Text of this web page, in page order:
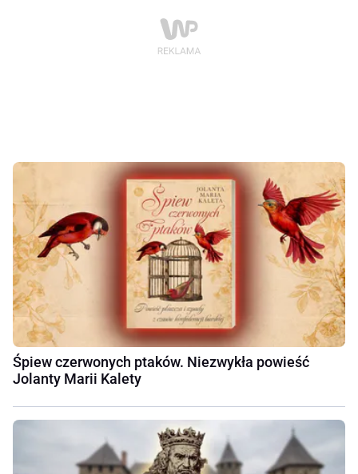
Śpiew czerwonych ptaków. Niezwykła powieść
Jolanty Marii Kalety